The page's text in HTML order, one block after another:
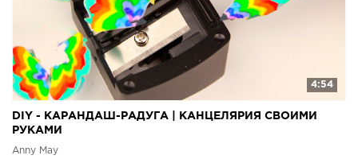
4:54
DIY - КАРАНДАШ-РАДУГА | КАНЦЕЛЯРИЯ СВОИМИ
РУКАМИ
Anny May